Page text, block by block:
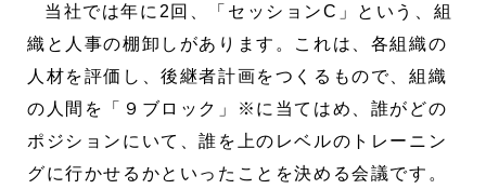
当社では年に2回、「セッションC」という、組
織と人事の棚卸しがあります。これは、各組織の
人材を評価し、後継者計画をつくるもので、組織
の人間を「９ブロック」※に当てはめ、誰がどの
ポジションにいて、誰を上のレベルのトレーニン
グに行かせるかといったことを決める会議です。